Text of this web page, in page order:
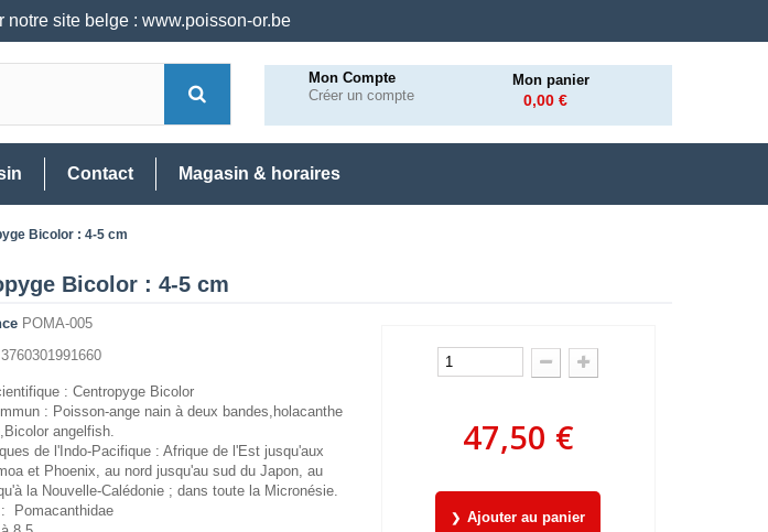
notre site belge : www.poisson-or.be
Mon Compte
Créer un compte
Mon panier
0,00 €
Contact Magasin & horaires
Bicolor : 4-5 cm
Bicolor : 4-5 cm
POMA-005
3760301991660
: Centropyge Bicolor
: Poisson-ange nain à deux bandes,holacanthe
angelfish.
de l'Indo-Pacifique : Afrique de l'Est jusqu'aux
et Phoenix, au nord jusqu'au sud du Japon, au
la Nouvelle-Calédonie ; dans toute la Micronésie.
: Pomacanthidae
47,50 €
Ajouter au panier